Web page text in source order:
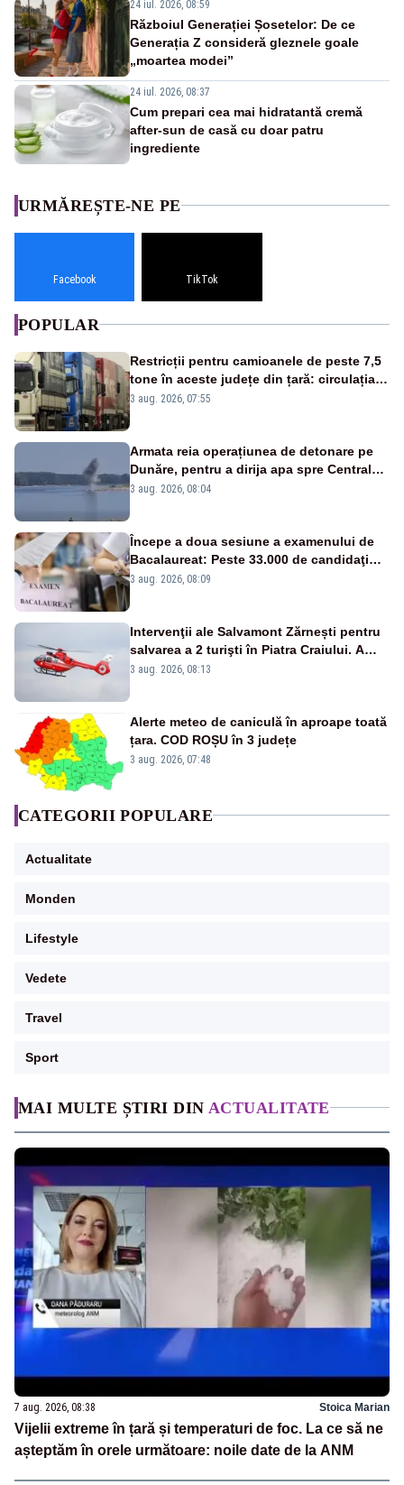
24 iul. 2026, 08:59
Războiul Generației Șosetelor: De ce
Generația Z consideră gleznele goale
„moartea modei”
24 iul. 2026, 08:37
Cum prepari cea mai hidratantă cremă
after-sun de casă cu doar patru
ingrediente
MAI MULTE ȘTIRI DIN ACTUALITATE
7 aug. 2026, 08:38 Stoica Marian
Vijelii extreme în țară și temperaturi de foc. La ce să ne
așteptăm în orele următoare: noile date de la ANM
URMĂREȘTE-NE PE
Facebook TikTok
POPULAR
Restricții pentru camioanele de peste 7,5
tone în aceste județe din țară: circulația
este interzisă luni, între orele 12:00 și
3 aug. 2026, 07:55
Armata reia operațiunea de detonare pe
Dunăre, pentru a dirija apa spre Centrala
Cernavodă
3 aug. 2026, 08:04
Începe a doua sesiune a examenului de
Bacalaureat: Peste 33.000 de candidaţi
înscrişi
3 aug. 2026, 08:09
Intervenţii ale Salvamont Zărnești pentru
salvarea a 2 turişti în Piatra Craiului. A
fost solicitat elicopterul SMURD
3 aug. 2026, 08:13
Alerte meteo de caniculă în aproape toată
țara. COD ROȘU în 3 județe
3 aug. 2026, 07:48
CATEGORII POPULARE
Actualitate
Monden
Lifestyle
Vedete
Travel
Sport